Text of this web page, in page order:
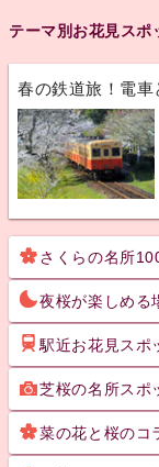
テーマ別お花見スポ
春の鉄道旅！電
さくらの名所
夜桜が楽しめる
駅近お花見スポ
芝桜の名所スポ
菜の花と桜のコ